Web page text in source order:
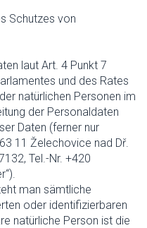
Schutzes von
laut Art. 4 Punkt 7
und des Rates
natürlichen Personen im
der Personaldaten
Daten (ferner nur
11 Želechovice nad Dř.
Tel.-Nr. +420
man sämtliche
oder identifizierbaren
natürliche Person ist die